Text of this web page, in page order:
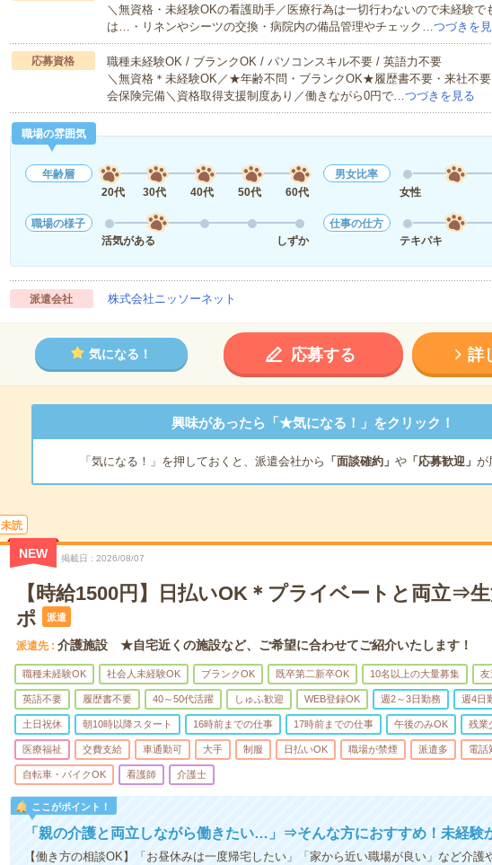
＼無資格・未経験OKの看護助手／医療行為は一切行わないので未経験
は…・リネンやシーツの交換・病院内の備品管理やチェック…つづきを
応募資格
職種未経験OK / ブランクOK / パソコンスキル不要 / 英語力不要
＼無資格＊未経験OK／★年齢不問・ブランクOK★履歴書不要・来社不
会保険完備＼資格取得支援制度あり／働きながら0円で…つづきを見る
職場の雰囲気
年齢層
20代
30代 40代 50代 60代
男女比率
女性
職場の様子
活気がある
しずか
仕事の仕方
テキパキ
派遣会社 株式会社ニッソーネット
気になる！ 応募する 詳
興味があったら「★気になる！」をクリック！
「気になる！」を押しておくと、派遣会社から 「面談確約」 や「応募歓迎」 が
未読
NEW 掲載日 2026/08/07
【時給1500円】日払いOK＊プライベートと両立⇒
ポ
派遣
派遣先 介護施設 ★自宅近くの施設など、ご希望に合わせてご紹介いたします！
職種未経験OK 社会人未経験OK ブランクOK 既卒第二新卒OK 10名以上の大量募集 友
英語不要 履歴書不要 40～50代活躍 しゅふ歓迎 WEB登録OK 週2～3日勤務 週4日
土日祝休 朝10時以降スタート 16時前までの仕事 17時前までの仕事 午後のみOK 残業
医療福祉 交費支給 車通勤可 大手 制服 日払いOK 職場が禁煙 派遣多 電話
自転車・バイクOK 看護師 介護士
ここがポイント！
「親の介護と両立しながら働きたい…」⇒そんな方におすすめ！未経験
【働き方の相談OK】「お昼休みは一度帰宅したい」「家から近い職場が良い」など介護